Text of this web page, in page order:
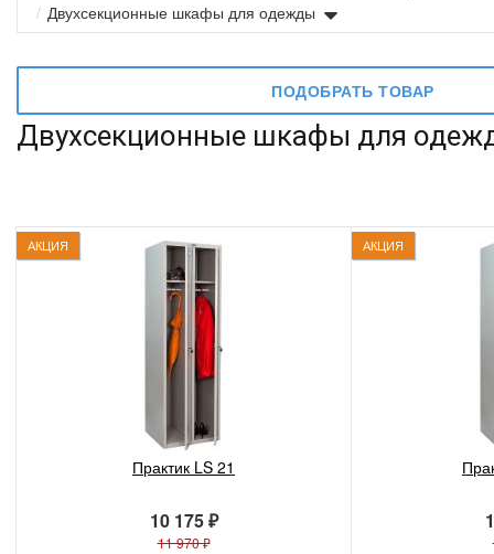
/ Двухсекционные шкафы для одежды
ПОДОБРАТЬ ТОВАР
Двухсекционные шкафы для
АКЦИЯ
Практик LS 21
10 175 ₽
11 970 ₽
АКЦИЯ